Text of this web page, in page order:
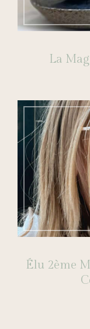
La
Élu 2ème